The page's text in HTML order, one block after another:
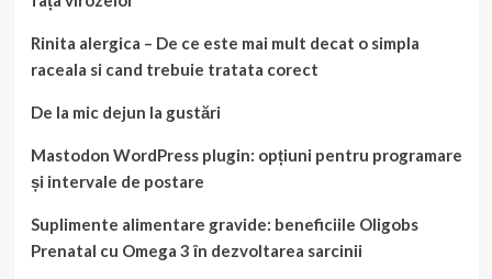
Rinita alergica – De ce este mai mult decat o simpla
raceala si cand trebuie tratata corect
De la mic dejun la gustări
Mastodon WordPress plugin: opțiuni pentru programare
și intervale de postare
Suplimente alimentare gravide: beneficiile Oligobs
Prenatal cu Omega 3 în dezvoltarea sarcinii